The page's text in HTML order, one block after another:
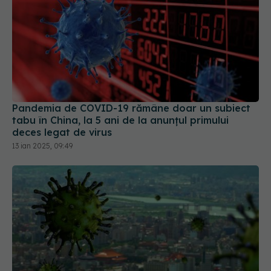
Pandemia de COVID-19 rămâne doar un subiect
tabu în China, la 5 ani de la anunțul primului
deces legat de virus
13 ian 2025, 09:49